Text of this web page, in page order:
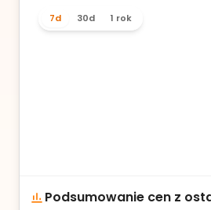
7d 30d 1 rok
Podsumowanie cen z